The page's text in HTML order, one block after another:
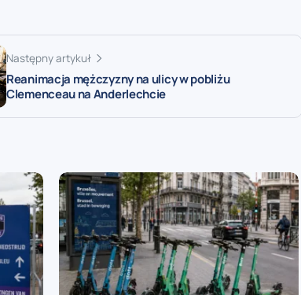
Następny artykuł
Reanimacja mężczyzny na ulicy w pobliżu
Clemenceau na Anderlechcie